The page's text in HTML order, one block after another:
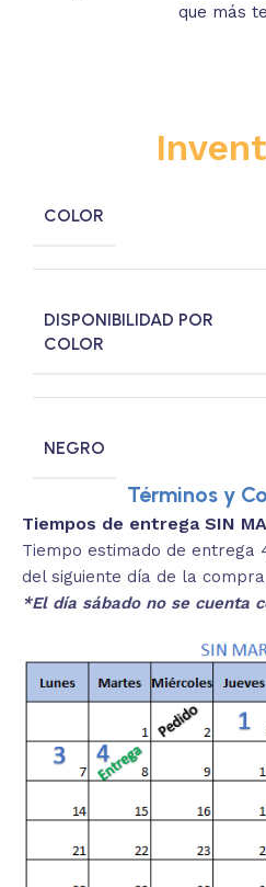
que más
COLOR
DISPONIBILIDAD POR
COLOR
NEGRO
Términos y
Tiempos de entrega SIN
Tiempo estimado de entrega
del siguiente día de la
*El día sábado no se cuenta